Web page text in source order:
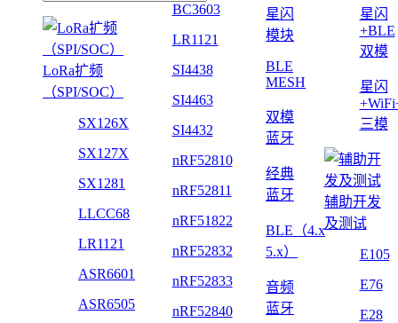
LoRa扩频
（SPI/SOC）
SX126X
SX127X
SX1281
LLCC68
LR1121
ASR6601
ASR6505
BC3603
LR1121
SI4438
SI4463
SI4432
nRF52810
nRF52811
nRF51822
nRF52832
nRF52833
nRF52840
星闪
模块
BLE
MESH
双模
蓝牙
经典
蓝牙
BLE（4.x
5.x）
音频
蓝牙
星闪
+BLE
双模
星闪
三模
辅助开发
及测试
E105
E76
E28